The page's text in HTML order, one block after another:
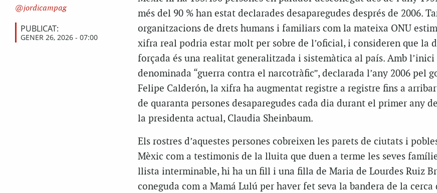
jordicampag
PUBLICAT:
GENER 26, 2026 - 07:00
més del 90 % han estat declarades desaparegudes després de 2006.
organitzacions de drets humans i familiars com la mateixa ONU
xifra real podria estar molt per sobre de l’oficial, i consideren que la
forçada és una realitat generalitzada i sistemàtica al país. Amb l’inici
denominada “guerra contra el narcotràfic”, declarada l’any 2006 pel
Felipe Calderón, la xifra ha augmentat registre a registre fins a
de quaranta persones desaparegudes cada dia durant el primer any
la presidenta actual, Claudia Sheinbaum.
Els rostres d’aquestes persones cobreixen les parets de ciutats i
Mèxic com a testimonis de la lluita que duen a terme les seves
llista interminable, hi ha un fill i una filla de Maria de Lourdes Ruiz
coneguda com a Mamá Lulú per haver fet seva la bandera de la cerca